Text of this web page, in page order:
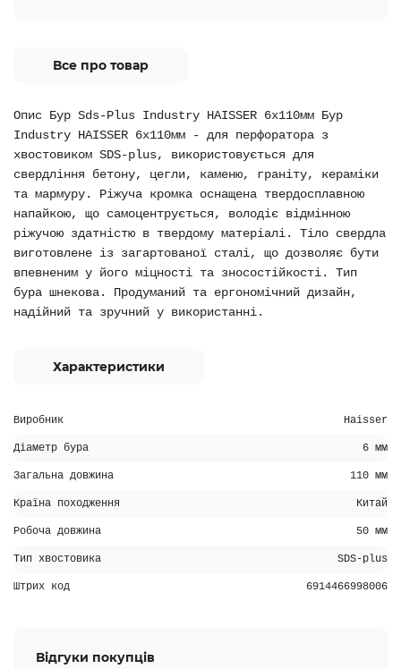
Все про товар
Опис Бур Sds-Plus Industry HAISSER 6х110мм Бур
Industry HAISSER 6х110мм - для перфоратора з
хвостовиком SDS-plus, використовується для
свердління бетону, цегли, каменю, граніту, кераміки
та мармуру. Ріжуча кромка оснащена твердосплавною
напайкою, що самоцентрується, володіє відмінною
ріжучою здатністю в твердому матеріалі. Тіло свердла
виготовлене із загартованої сталі, що дозволяє бути
впевненим у його міцності та зносостійкості. Тип
бура шнекова. Продуманий та ергономічний дизайн,
надійний та зручний у використанні.
Характеристики
Виробник Haisser
Діаметр бура 6 мм
Загальна довжина 110 мм
Країна походження Китай
Робоча довжина 50 мм
Тип хвостовика SDS-plus
Штрих код 6914466998006
Відгуки покупців